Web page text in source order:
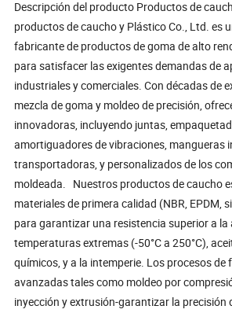
Descripción del producto Productos de
productos de caucho y Plástico Co., Ltd. es
fabricante de productos de goma de alto
para satisfacer las exigentes demandas de
industriales y comerciales. Con décadas de
mezcla de goma y moldeo de precisión,
innovadoras, incluyendo juntas,
amortiguadores de vibraciones, mangueras
transportadoras, y personalizados de los
moldeada. Nuestros productos de caucho
materiales de primera calidad (NBR, EPDM,
para garantizar una resistencia superior a la
temperaturas extremas (-50°C a 250°C),
químicos, y a la intemperie. Los procesos de
avanzadas tales como moldeo por
inyección y extrusión-garantizar la precisión